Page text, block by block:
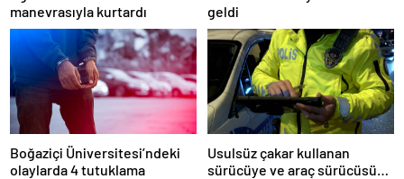
manevrasıyla kurtardı
geldi
Boğaziçi Üniversitesi’ndeki
olaylarda 4 tutuklama
Usulsüz çakar kullanan
sürücüye ve araç sürücüsüne